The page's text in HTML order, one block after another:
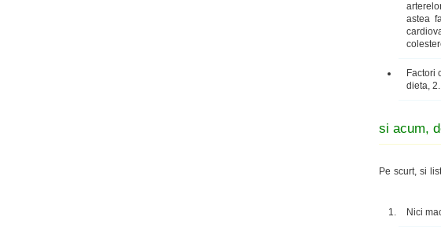
astea
Factori
dieta,
si acum,
Pe scurt, si
Nici